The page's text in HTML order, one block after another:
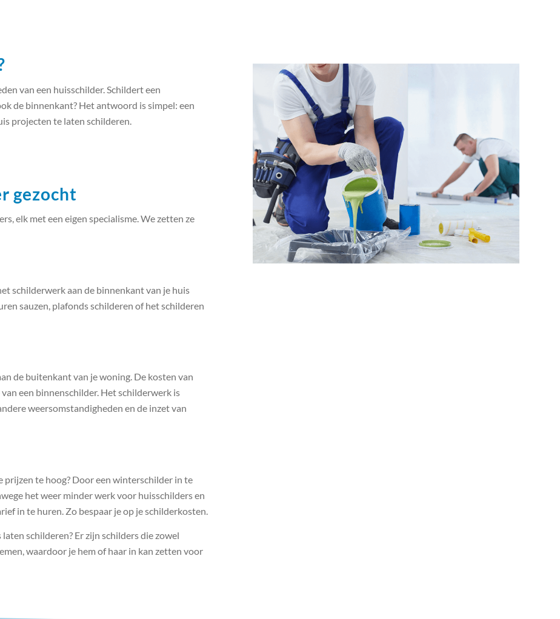
van een huisschilder. Schildert een
de binnenkant? Het antwoord is simpel: een
projecten te laten schilderen.
gezocht
elk met een eigen specialisme. We zetten ze
schilderwerk aan de binnenkant van je huis
sauzen, plafonds schilderen of het schilderen
de buitenkant van je woning. De kosten van
een binnenschilder. Het schilderwerk is
weersomstandigheden en de inzet van
prijzen te hoog? Door een winterschilder in te
het weer minder werk voor huisschilders en
in te huren. Zo bespaar je op je schilderkosten.
schilderen? Er zijn schilders die zowel
waardoor je hem of haar in kan zetten voor